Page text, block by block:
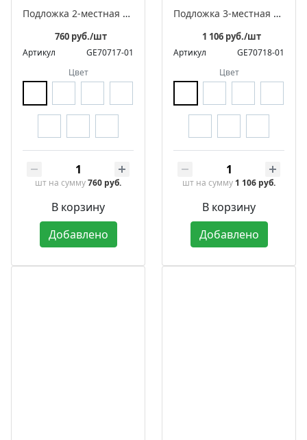
Подложка 2-местная «Престиж»
760 руб./шт
Артикул
GE70717-01
Цвет
шт на сумму760 руб.
В корзину
Добавлено
Подложка 3-местная «Престиж»
1 106 руб./шт
Артикул
GE70718-01
Цвет
шт на сумму 1 106 руб.
В корзину
Добавлено